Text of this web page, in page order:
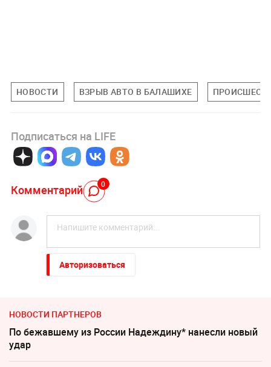
НОВОСТИ ВЗРЫВ АВТО В БАЛАШИХЕ
Подписаться на LIFE
Комментарий 0
Авторизоваться
НОВОСТИ ПАРТНЕРОВ
По бежавшему из России Надеждину* нанесли новый
удар